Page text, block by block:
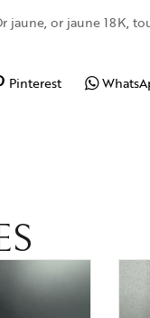
jaune, or jaune 18K,
Pinterest